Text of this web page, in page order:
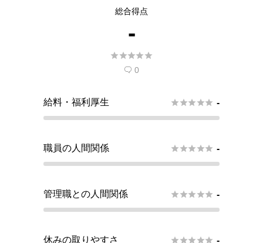
総合得点
-

 0
給料・福利厚生  -
職員の人間関係  -
管理職との人間関係  -
休みの取りやすさ  -